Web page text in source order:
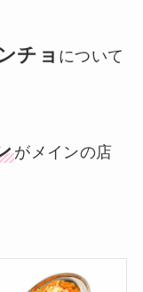
チョ について
がメインの店